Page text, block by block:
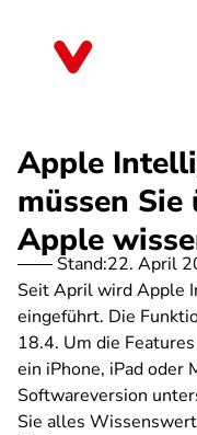
Apple
müssen Sie
Apple
Stand:22. April
Seit April wird Apple
eingeführt. Die
18.4. Um die
ein iPhone, iPad oder
Softwareversion
Sie alles